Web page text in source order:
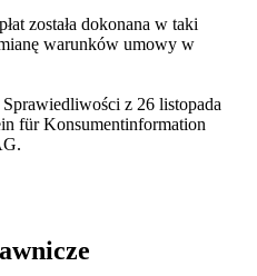
została dokonana w taki
warunków umowy w
z 26 listopada
für Konsumentinformation